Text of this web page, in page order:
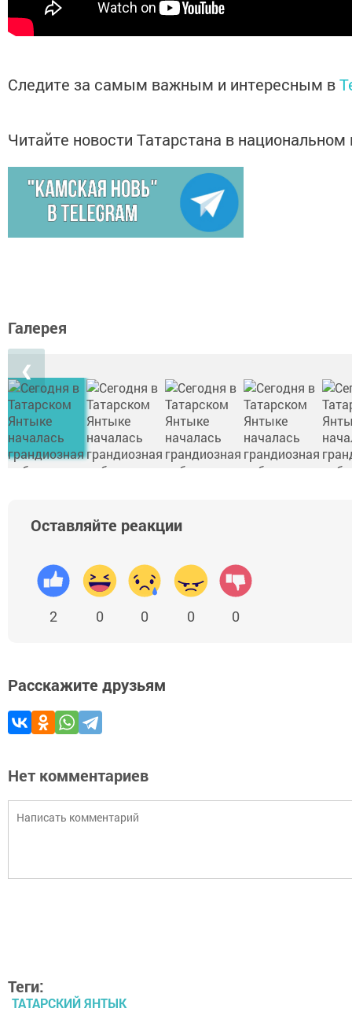
Следите за самым важным и интересным в
Читайте новости Татарстана в
Галерея
❮
Оставляйте реакции
2 0 0 0 0
Расскажите друзьям
Нет комментариев
Теги:
ТАТАРСКИЙ ЯНТЫК